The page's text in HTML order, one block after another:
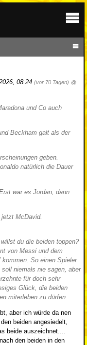
08:24 (vor 70 Tagen) @
und Co auch
Beckham galt als der
geben.
natürlich die Dauer
war es Jordan, dann
McDavid.
du die beiden toppen?
von Messi und dem
So einen Spieler
niemals nie sagen, aber
für doch sehr
Glück, die beiden
miterleben zu dürfen.
aber ich würde da nen
beiden angesiedelt,
beide auszeichnet....
den beiden in den